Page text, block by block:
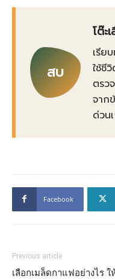
สบ
โต๊ะ
เรีย
ใช้ชี
ตรว
จาก
ด่วน
Facebook
Previous article
เลือกเมล็ดกาแฟอย่างไร ใ